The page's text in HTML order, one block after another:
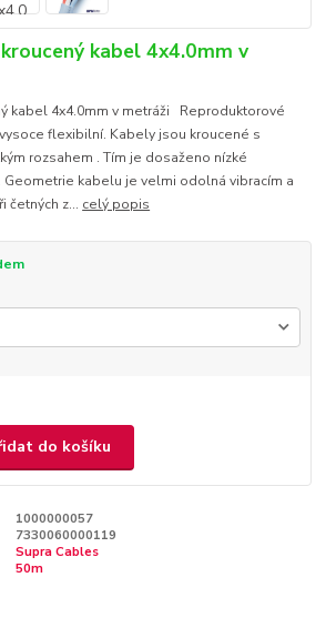
kabel 4x4.0mm v
kabel 4x4.0mm v metráži Reproduktorové
flexibilní. Kabely jsou kroucené s
rozsahem . Tím je dosaženo nízké
Geometrie kabelu je velmi odolná vibracím a
četných z... celý popis
do košíku
1000000057
7330060000119
Supra Cables
50m